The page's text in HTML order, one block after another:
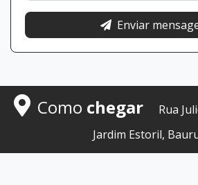
Enviar
Como chegar
Rua
Jardim Estoril,